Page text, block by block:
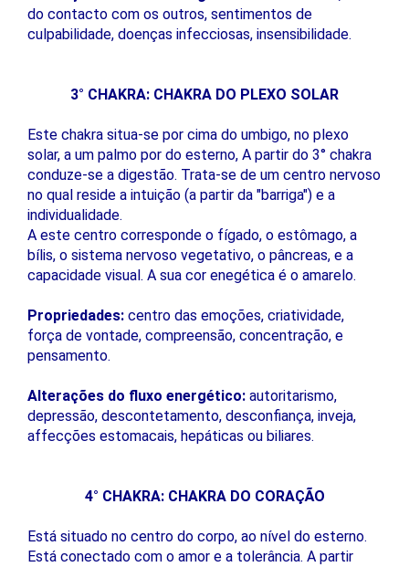
do contacto com os outros, sentimentos de
culpabilidade, doenças infecciosas, insensibilidade.
3° CHAKRA: CHAKRA DO PLEXO SOLAR
Este chakra situa-se por cima do umbigo, no plexo
solar, a um palmo por do esterno, A partir do 3° chakra
conduze-se a digestão. Trata-se de um centro nervoso
no qual reside a intuição (a partir da "barriga") e a
individualidade.
A este centro corresponde o fígado, o estômago, a
bílis, o sistema nervoso vegetativo, o pâncreas, e a
capacidade visual. A sua cor enegética é o amarelo.
Propriedades: centro das emoções, criatividade,
força de vontade, compreensão, concentração, e
pensamento.
Alterações do fluxo energético: autoritarismo,
depressão, descontetamento, desconfiança, inveja,
affecções estomacais, hepáticas ou biliares.
4° CHAKRA: CHAKRA DO CORAÇÃO
Está situado no centro do corpo, ao nível do esterno.
Está conectado com o amor e a tolerância. A partir